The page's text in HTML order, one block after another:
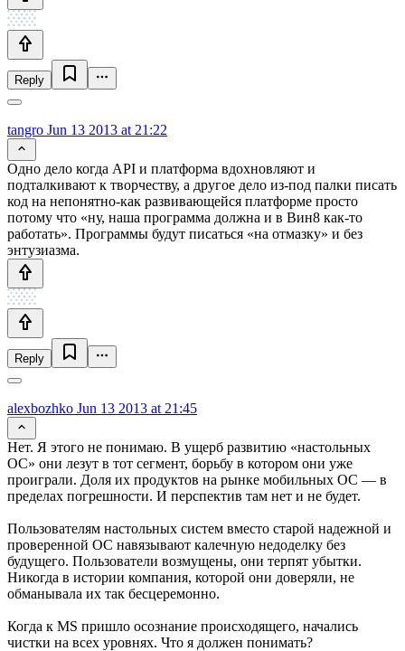
Reply
tangro Jun 13 2013 at 21:22
Одно дело когда API и платформа вдохновляют и
подталкивают к творчеству, а другое дело из-под палки писать
код на непонятно-как развивающейся платформе просто
потому что «ну, наша программа должна и в Вин8 как-то
работать». Программы будут писаться «на отмазку» и без
энтузиазма.
Reply
alexbozhko Jun 13 2013 at 21:45
Нет. Я этого не понимаю. В ущерб развитию «настольных
ОС» они лезут в тот сегмент, борьбу в котором они уже
проиграли. Доля их продуктов на рынке мобильных ОС — в
пределах погрешности. И перспектив там нет и не будет.
Пользователям настольных систем вместо старой надежной и
проверенной ОС навязывают калечную недоделку без
будущего. Пользователи возмущены, они терпят убытки.
Никогда в истории компания, которой они доверяли, не
обманывала их так бесцеремонно.
Когда к MS пришло осознание происходящего, начались
чистки на всех уровнях. Что я должен понимать?